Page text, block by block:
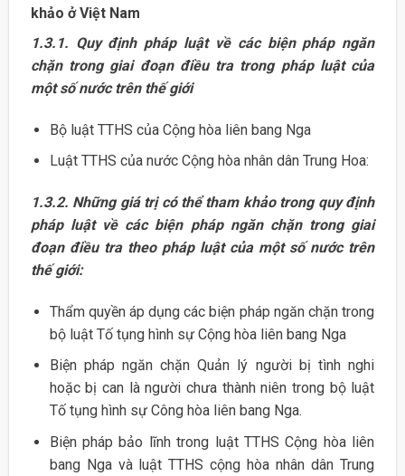
khảo ở Việt Nam
1.3.1. Quy định pháp luật về các biện pháp ngăn
chặn trong giai đoạn điều tra trong pháp luật của
một số nước trên thế giới
Bộ luật TTHS của Cộng hòa liên bang Nga
Luật TTHS của nước Cộng hòa nhân dân Trung Hoa:
1.3.2. Những giá trị có thể tham khảo trong quy định
pháp luật về các biện pháp ngăn chặn trong giai
đoạn điều tra theo pháp luật của một số nước trên
thế giới:
Thẩm quyền áp dụng các biện pháp ngăn chặn trong
bộ luật Tố tụng hình sự Cộng hòa liên bang Nga
Biện pháp ngăn chặn Quản lý người bị tình nghi
hoặc bị can là người chưa thành niên trong bộ luật
Tố tụng hình sự Công hòa liên bang Nga.
Biện pháp bảo lĩnh trong luật TTHS Cộng hòa liên
bang Nga và luật TTHS cộng hòa nhân dân Trung